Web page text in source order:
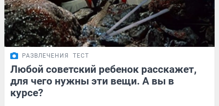
РАЗВЛЕЧЕНИЯ ТЕСТ
Любой советский ребенок расскажет,
для чего нужны эти вещи. А вы в
курсе?